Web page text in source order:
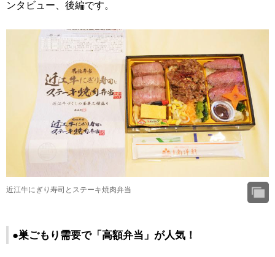
ンタビュー、後編です。
近江牛にぎり寿司とステーキ焼肉弁当
●巣ごもり需要で「高額弁当」が人気！